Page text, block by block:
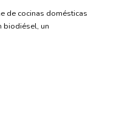
de cocinas domésticas
biodiésel, un